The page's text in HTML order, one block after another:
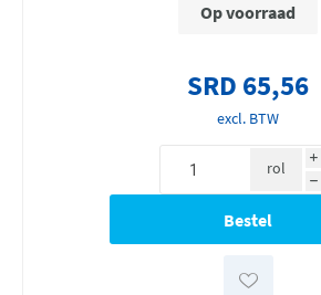
Op voorraad
SRD 65,56
excl. BTW
i
h
rol